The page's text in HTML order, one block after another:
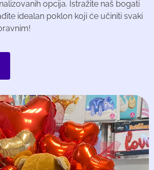
opcija. Istražite naš bogati
idealan poklon koji će učiniti svaki